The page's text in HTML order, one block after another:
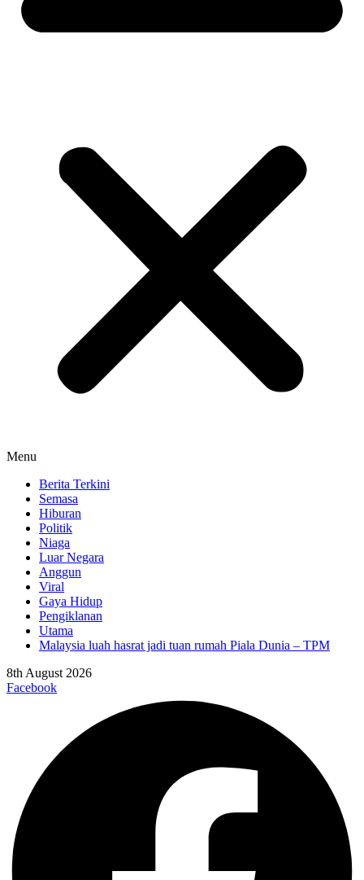
Menu
Berita Terkini
Semasa
Hiburan
Politik
Niaga
Luar Negara
Anggun
Viral
Gaya Hidup
Pengiklanan
Utama
Malaysia luah hasrat jadi tuan rumah Piala Dunia – TPM
8th August 2026
Facebook